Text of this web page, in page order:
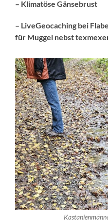
– Klimatöse Gänsebrust
– LiveGeocaching bei
für Muggel nebst